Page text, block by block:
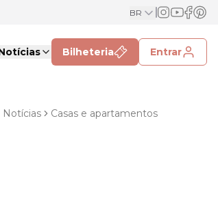
BR
Bilheteria Entrar
Notícias Casas e apartamentos